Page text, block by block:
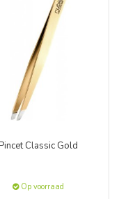
Classic Gold
Op voorraad